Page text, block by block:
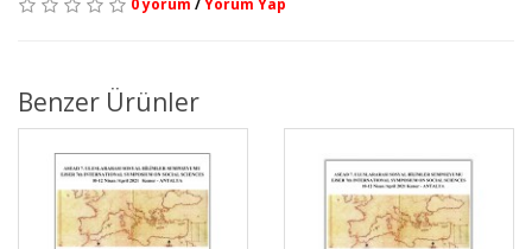
0 yorum /Yorum Yap
Benzer Ürünler